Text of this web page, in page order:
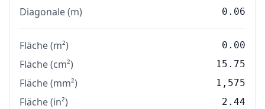
Diagonale (m) 0.06
Fläche (m²) 0.00
Fläche (cm²) 15.75
Fläche (mm²) 1,575
Fläche (in²) 2.44